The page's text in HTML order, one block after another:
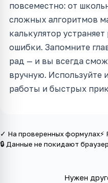
повсеместно: от
сложных алгоритмов
калькулятор
ошибки. Запомните
рад — и вы всегда
вручную. Используйте
работы и быстрых
✓ На проверенных формулах
🔒 Данные не покидают браузер
Нужен